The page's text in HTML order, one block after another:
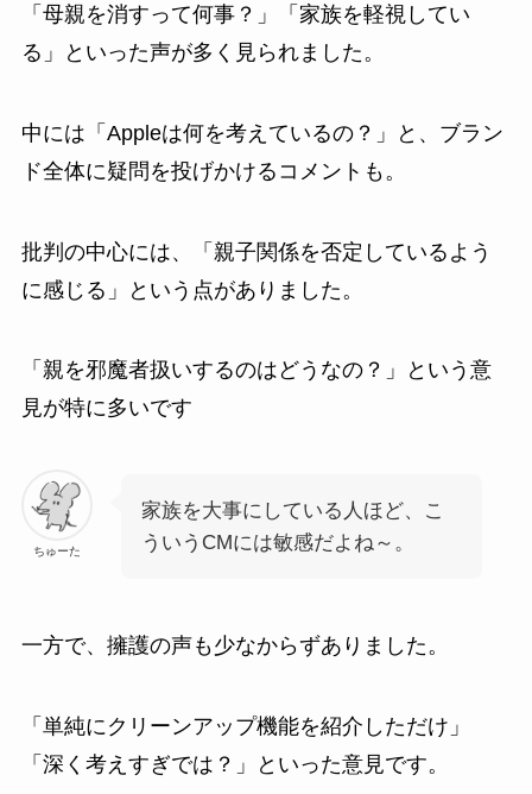
「母親を消すって何事？」「家族を軽視してい
る」といった声が多く見られました。
中には「Appleは何を考えているの？」と、ブラン
ド全体に疑問を投げかけるコメントも。
批判の中心には、「親子関係を否定しているよう
に感じる」という点がありました。
「親を邪魔者扱いするのはどうなの？」という意
見が特に多いです
ちゅーた
家族を大事にしている人ほど、こ
ういうCMには敏感だよね～。
一方で、擁護の声も少なからずありました。
「単純にクリーンアップ機能を紹介しただけ」
「深く考えすぎでは？」といった意見です。